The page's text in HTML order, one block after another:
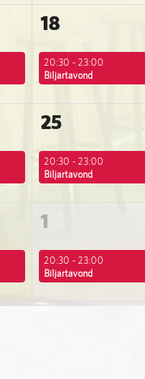
18
20:30 - 23:00
Biljartavond
25
20:30 - 23:00
Biljartavond
1
20:30 - 23:00
Biljartavond